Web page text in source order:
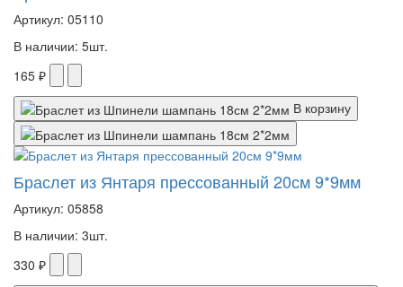
Артикул: 05110
В наличии: 5шт.
165 ₽
В корзину
Браслет из Янтаря прессованный 20см 9*9мм
Артикул: 05858
В наличии: 3шт.
330 ₽